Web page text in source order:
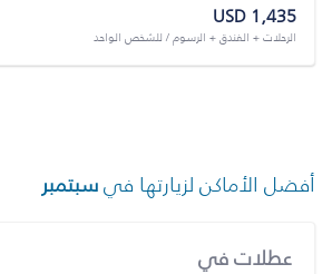
USD 1,435
الرحلات + الفندق + الرسوم / للشخص الواحد
أفضل الأماكن لزيارتها فيسبتمبر
عطلات في